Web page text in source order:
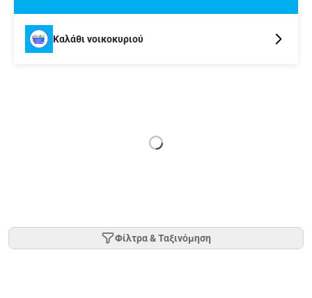
Καλάθι νοικοκυριού
Φίλτρα & Ταξινόμηση